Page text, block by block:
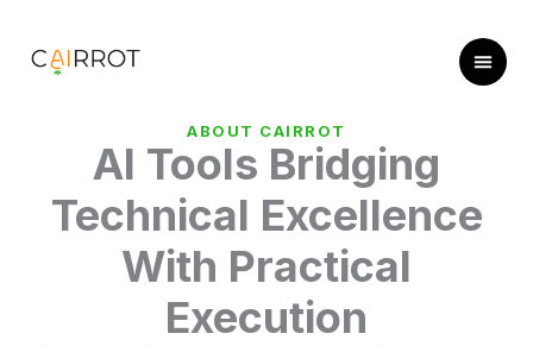
content
ABOUT CAIRROT
AI Tools Bridging
Technical Excellence
With Practical
Execution